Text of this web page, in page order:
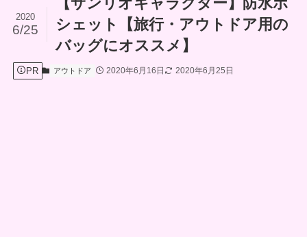
シェット【旅行・アウトドア用の
バッグにオススメ】
2020
6/25
PR アウトドア 2020年6月16日 2020年6月25日